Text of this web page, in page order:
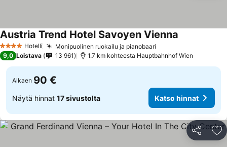
4 Tähtiluokitus
Hotelli Monipuolinen ruokailu ja pianobaari
Austria Trend Hotel Savoyen Vienna
9,0 Loistava 13 961 1.7 km kohteesta Hauptbahnhof Wien
Alkaen 90 €
Näytä hinnat 17 sivustolta Katso hinnat
Jaa